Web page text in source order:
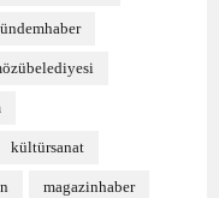
kültürsanat
magazinhaber